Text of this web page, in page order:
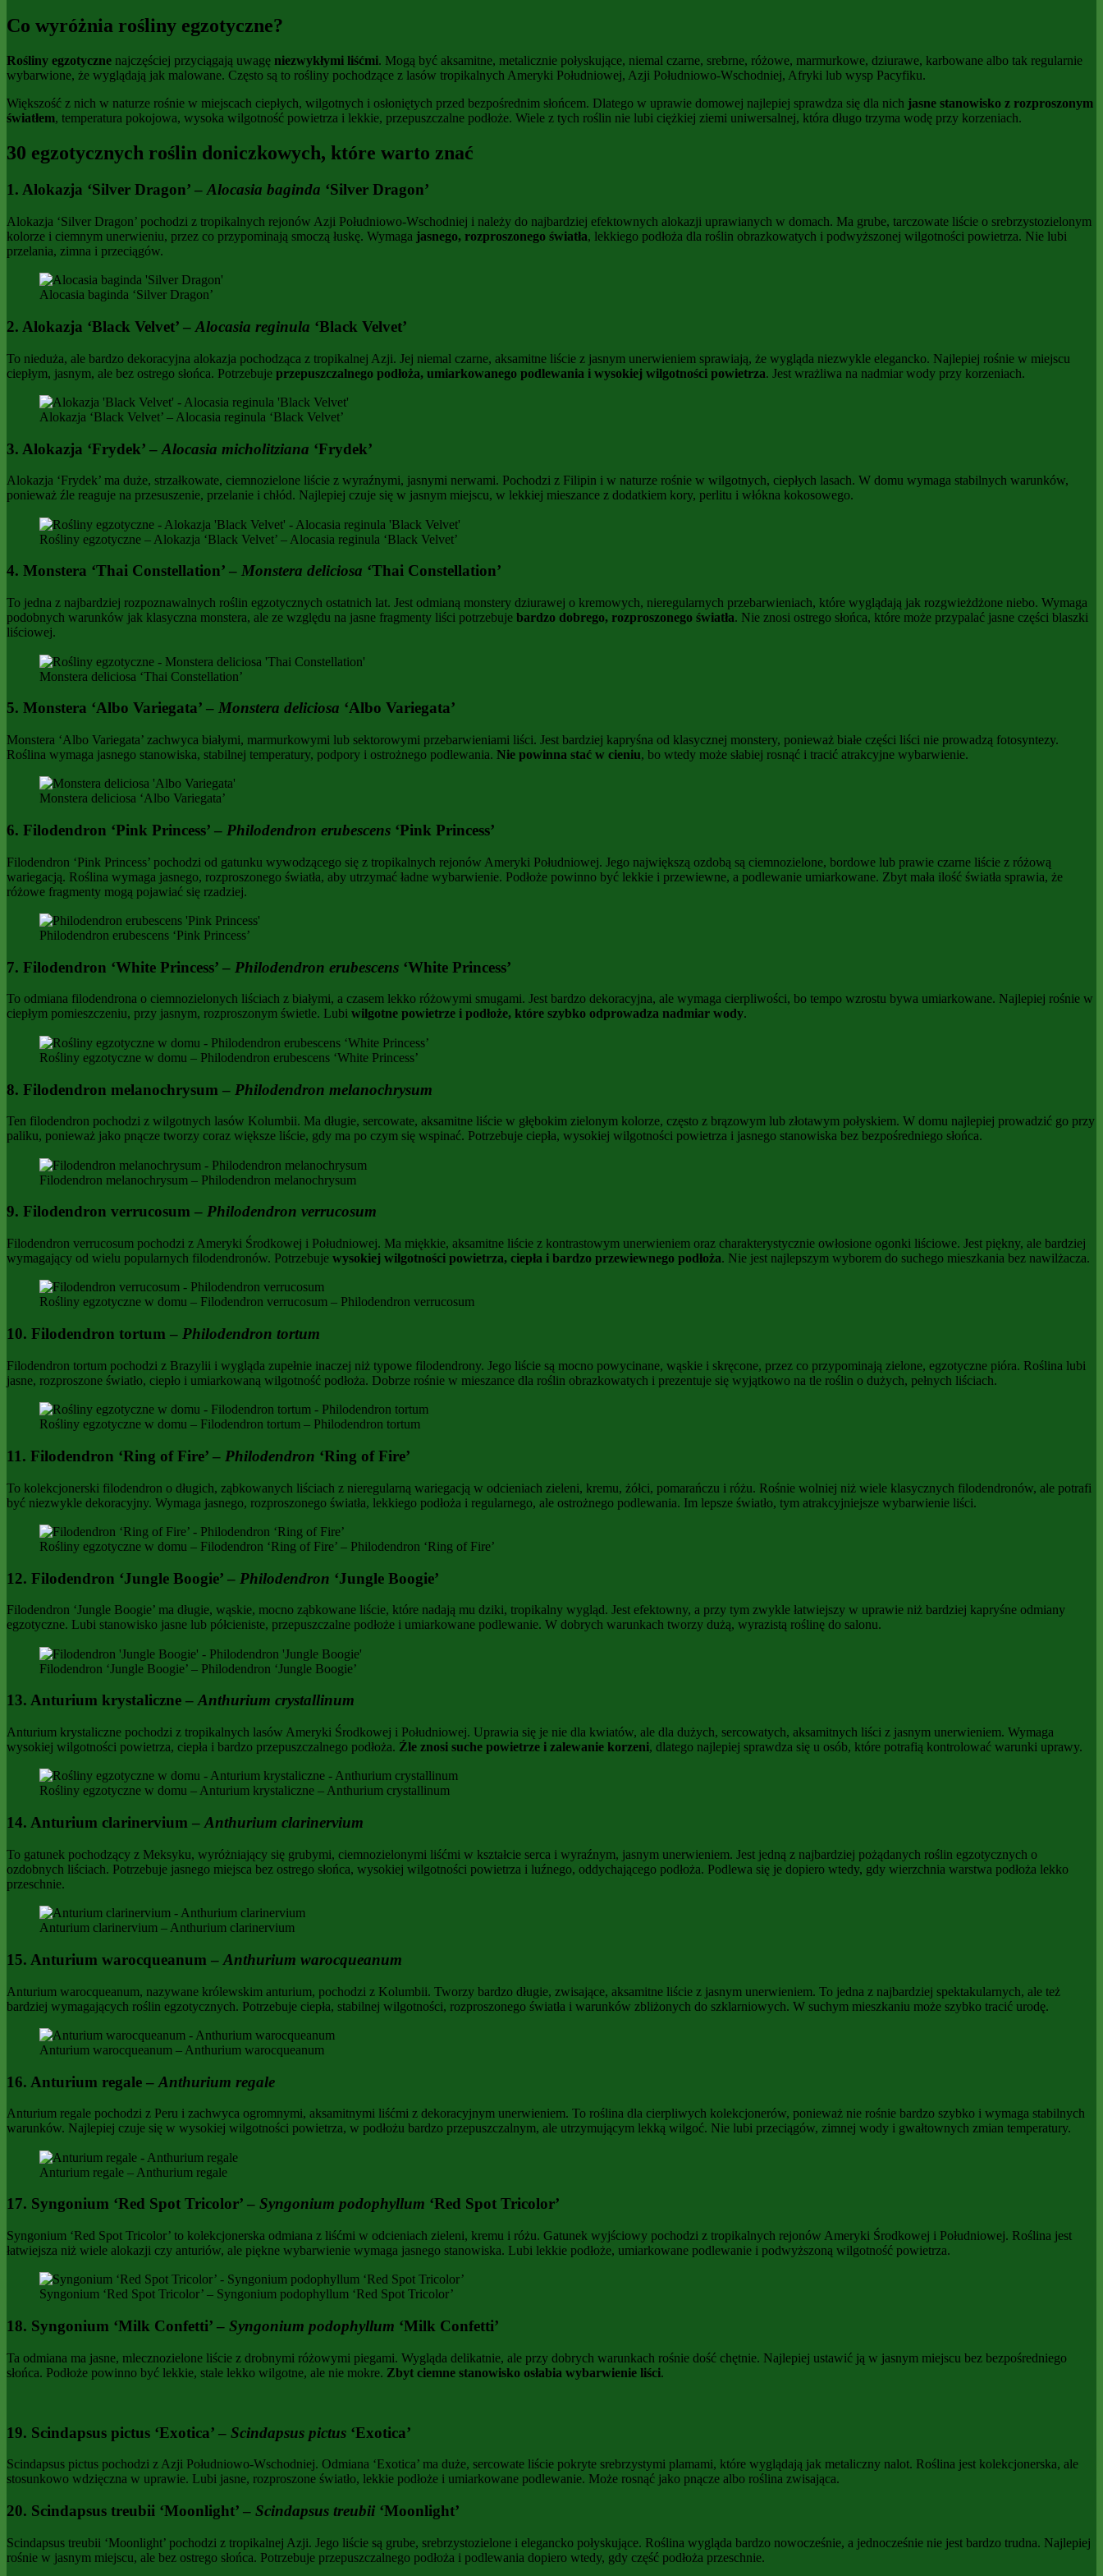
Co wyróżnia rośliny egzotyczne?
Rośliny egzotyczne najczęściej przyciągają uwagę niezwykłymi liśćmi. Mogą być aksamitne, metalicznie połyskujące, niemal czarne, srebrne, różowe, marmurkowe, dziurawe, karbowane albo tak regularnie
wybarwione, że wyglądają jak malowane. Często są to rośliny pochodzące z lasów tropikalnych Ameryki Południowej, Azji Południowo-Wschodniej, Afryki lub wysp Pacyfiku.
Większość z nich w naturze rośnie w miejscach ciepłych, wilgotnych i osłoniętych przed bezpośrednim słońcem. Dlatego w uprawie domowej najlepiej sprawdza się dla nich jasne stanowisko z rozproszonym
światłem, temperatura pokojowa, wysoka wilgotność powietrza i lekkie, przepuszczalne podłoże. Wiele z tych roślin nie lubi ciężkiej ziemi uniwersalnej, która długo trzyma wodę przy korzeniach.
30 egzotycznych roślin doniczkowych, które warto znać
1. Alokazja ‘Silver Dragon’ – Alocasia baginda ‘Silver Dragon’
Alokazja ‘Silver Dragon’ pochodzi z tropikalnych rejonów Azji Południowo-Wschodniej i należy do najbardziej efektownych alokazji uprawianych w domach. Ma grube, tarczowate liście o srebrzystozielonym
kolorze i ciemnym unerwieniu, przez co przypominają smoczą łuskę. Wymaga jasnego, rozproszonego światła, lekkiego podłoża dla roślin obrazkowatych i podwyższonej wilgotności powietrza. Nie lubi
przelania, zimna i przeciągów.
Alocasia baginda ‘Silver Dragon’
2. Alokazja ‘Black Velvet’ – Alocasia reginula ‘Black Velvet’
To nieduża, ale bardzo dekoracyjna alokazja pochodząca z tropikalnej Azji. Jej niemal czarne, aksamitne liście z jasnym unerwieniem sprawiają, że wygląda niezwykle elegancko. Najlepiej rośnie w miejscu
ciepłym, jasnym, ale bez ostrego słońca. Potrzebuje przepuszczalnego podłoża, umiarkowanego podlewania i wysokiej wilgotności powietrza. Jest wrażliwa na nadmiar wody przy korzeniach.
Alokazja ‘Black Velvet’ – Alocasia reginula ‘Black Velvet’
3. Alokazja ‘Frydek’ – Alocasia micholitziana ‘Frydek’
Alokazja ‘Frydek’ ma duże, strzałkowate, ciemnozielone liście z wyraźnymi, jasnymi nerwami. Pochodzi z Filipin i w naturze rośnie w wilgotnych, ciepłych lasach. W domu wymaga stabilnych warunków,
ponieważ źle reaguje na przesuszenie, przelanie i chłód. Najlepiej czuje się w jasnym miejscu, w lekkiej mieszance z dodatkiem kory, perlitu i włókna kokosowego.
Rośliny egzotyczne – Alokazja ‘Black Velvet’ – Alocasia reginula ‘Black Velvet’
4. Monstera ‘Thai Constellation’ – Monstera deliciosa ‘Thai Constellation’
To jedna z najbardziej rozpoznawalnych roślin egzotycznych ostatnich lat. Jest odmianą monstery dziurawej o kremowych, nieregularnych przebarwieniach, które wyglądają jak rozgwieżdżone niebo. Wymaga
podobnych warunków jak klasyczna monstera, ale ze względu na jasne fragmenty liści potrzebuje bardzo dobrego, rozproszonego światła. Nie znosi ostrego słońca, które może przypalać jasne części blaszki
liściowej.
Monstera deliciosa ‘Thai Constellation’
5. Monstera ‘Albo Variegata’ – Monstera deliciosa ‘Albo Variegata’
Monstera ‘Albo Variegata’ zachwyca białymi, marmurkowymi lub sektorowymi przebarwieniami liści. Jest bardziej kapryśna od klasycznej monstery, ponieważ białe części liści nie prowadzą fotosyntezy.
Roślina wymaga jasnego stanowiska, stabilnej temperatury, podpory i ostrożnego podlewania. Nie powinna stać w cieniu, bo wtedy może słabiej rosnąć i tracić atrakcyjne wybarwienie.
Monstera deliciosa ‘Albo Variegata’
6. Filodendron ‘Pink Princess’ – Philodendron erubescens ‘Pink Princess’
Filodendron ‘Pink Princess’ pochodzi od gatunku wywodzącego się z tropikalnych rejonów Ameryki Południowej. Jego największą ozdobą są ciemnozielone, bordowe lub prawie czarne liście z różową
wariegacją. Roślina wymaga jasnego, rozproszonego światła, aby utrzymać ładne wybarwienie. Podłoże powinno być lekkie i przewiewne, a podlewanie umiarkowane. Zbyt mała ilość światła sprawia, że
różowe fragmenty mogą pojawiać się rzadziej.
Philodendron erubescens ‘Pink Princess’
7. Filodendron ‘White Princess’ – Philodendron erubescens ‘White Princess’
To odmiana filodendrona o ciemnozielonych liściach z białymi, a czasem lekko różowymi smugami. Jest bardzo dekoracyjna, ale wymaga cierpliwości, bo tempo wzrostu bywa umiarkowane. Najlepiej rośnie w
ciepłym pomieszczeniu, przy jasnym, rozproszonym świetle. Lubi wilgotne powietrze i podłoże, które szybko odprowadza nadmiar wody.
Rośliny egzotyczne w domu – Philodendron erubescens ‘White Princess’
8. Filodendron melanochrysum – Philodendron melanochrysum
Ten filodendron pochodzi z wilgotnych lasów Kolumbii. Ma długie, sercowate, aksamitne liście w głębokim zielonym kolorze, często z brązowym lub złotawym połyskiem. W domu najlepiej prowadzić go przy
paliku, ponieważ jako pnącze tworzy coraz większe liście, gdy ma po czym się wspinać. Potrzebuje ciepła, wysokiej wilgotności powietrza i jasnego stanowiska bez bezpośredniego słońca.
Filodendron melanochrysum – Philodendron melanochrysum
9. Filodendron verrucosum – Philodendron verrucosum
Filodendron verrucosum pochodzi z Ameryki Środkowej i Południowej. Ma miękkie, aksamitne liście z kontrastowym unerwieniem oraz charakterystycznie owłosione ogonki liściowe. Jest piękny, ale bardziej
wymagający od wielu popularnych filodendronów. Potrzebuje wysokiej wilgotności powietrza, ciepła i bardzo przewiewnego podłoża. Nie jest najlepszym wyborem do suchego mieszkania bez nawilżacza.
Rośliny egzotyczne w domu – Filodendron verrucosum – Philodendron verrucosum
10. Filodendron tortum – Philodendron tortum
Filodendron tortum pochodzi z Brazylii i wygląda zupełnie inaczej niż typowe filodendrony. Jego liście są mocno powycinane, wąskie i skręcone, przez co przypominają zielone, egzotyczne pióra. Roślina lubi
jasne, rozproszone światło, ciepło i umiarkowaną wilgotność podłoża. Dobrze rośnie w mieszance dla roślin obrazkowatych i prezentuje się wyjątkowo na tle roślin o dużych, pełnych liściach.
Rośliny egzotyczne w domu – Filodendron tortum – Philodendron tortum
11. Filodendron ‘Ring of Fire’ – Philodendron ‘Ring of Fire’
To kolekcjonerski filodendron o długich, ząbkowanych liściach z nieregularną wariegacją w odcieniach zieleni, kremu, żółci, pomarańczu i różu. Rośnie wolniej niż wiele klasycznych filodendronów, ale potrafi
być niezwykle dekoracyjny. Wymaga jasnego, rozproszonego światła, lekkiego podłoża i regularnego, ale ostrożnego podlewania. Im lepsze światło, tym atrakcyjniejsze wybarwienie liści.
Rośliny egzotyczne w domu – Filodendron ‘Ring of Fire’ – Philodendron ‘Ring of Fire’
12. Filodendron ‘Jungle Boogie’ – Philodendron ‘Jungle Boogie’
Filodendron ‘Jungle Boogie’ ma długie, wąskie, mocno ząbkowane liście, które nadają mu dziki, tropikalny wygląd. Jest efektowny, a przy tym zwykle łatwiejszy w uprawie niż bardziej kapryśne odmiany
egzotyczne. Lubi stanowisko jasne lub półcieniste, przepuszczalne podłoże i umiarkowane podlewanie. W dobrych warunkach tworzy dużą, wyrazistą roślinę do salonu.
Filodendron ‘Jungle Boogie’ – Philodendron ‘Jungle Boogie’
13. Anturium krystaliczne –Anthurium crystallinum
Anturium krystaliczne pochodzi z tropikalnych lasów Ameryki Środkowej i Południowej. Uprawia się je nie dla kwiatów, ale dla dużych, sercowatych, aksamitnych liści z jasnym unerwieniem. Wymaga
wysokiej wilgotności powietrza, ciepła i bardzo przepuszczalnego podłoża. Źle znosi suche powietrze i zalewanie korzeni, dlatego najlepiej sprawdza się u osób, które potrafią kontrolować warunki uprawy.
Rośliny egzotyczne w domu – Anturium krystaliczne – Anthurium crystallinum
14. Anturium clarinervium – Anthurium clarinervium
To gatunek pochodzący z Meksyku, wyróżniający się grubymi, ciemnozielonymi liśćmi w kształcie serca i wyraźnym, jasnym unerwieniem. Jest jedną z najbardziej pożądanych roślin egzotycznych o
ozdobnych liściach. Potrzebuje jasnego miejsca bez ostrego słońca, wysokiej wilgotności powietrza i luźnego, oddychającego podłoża. Podlewa się je dopiero wtedy, gdy wierzchnia warstwa podłoża lekko
przeschnie.
Anturium clarinervium – Anthurium clarinervium
15. Anturium warocqueanum – Anthurium warocqueanum
Anturium warocqueanum, nazywane królewskim anturium, pochodzi z Kolumbii. Tworzy bardzo długie, zwisające, aksamitne liście z jasnym unerwieniem. To jedna z najbardziej spektakularnych, ale też
bardziej wymagających roślin egzotycznych. Potrzebuje ciepła, stabilnej wilgotności, rozproszonego światła i warunków zbliżonych do szklarniowych. W suchym mieszkaniu może szybko tracić urodę.
Anturium warocqueanum – Anthurium warocqueanum
16. Anturium regale – Anthurium regale
Anturium regale pochodzi z Peru i zachwyca ogromnymi, aksamitnymi liśćmi z dekoracyjnym unerwieniem. To roślina dla cierpliwych kolekcjonerów, ponieważ nie rośnie bardzo szybko i wymaga stabilnych
warunków. Najlepiej czuje się w wysokiej wilgotności powietrza, w podłożu bardzo przepuszczalnym, ale utrzymującym lekką wilgoć. Nie lubi przeciągów, zimnej wody i gwałtownych zmian temperatury.
Anturium regale – Anthurium regale
17. Syngonium ‘Red Spot Tricolor’ – Syngonium podophyllum ‘Red Spot Tricolor’
Syngonium ‘Red Spot Tricolor’ to kolekcjonerska odmiana z liśćmi w odcieniach zieleni, kremu i różu. Gatunek wyjściowy pochodzi z tropikalnych rejonów Ameryki Środkowej i Południowej. Roślina jest
łatwiejsza niż wiele alokazji czy anturiów, ale piękne wybarwienie wymaga jasnego stanowiska. Lubi lekkie podłoże, umiarkowane podlewanie i podwyższoną wilgotność powietrza.
Syngonium ‘Red Spot Tricolor’ – Syngonium podophyllum ‘Red Spot Tricolor’
18. Syngonium ‘Milk Confetti’ – Syngonium podophyllum ‘Milk Confetti’
Ta odmiana ma jasne, mlecznozielone liście z drobnymi różowymi piegami. Wygląda delikatnie, ale przy dobrych warunkach rośnie dość chętnie. Najlepiej ustawić ją w jasnym miejscu bez bezpośredniego
słońca. Podłoże powinno być lekkie, stale lekko wilgotne, ale nie mokre. Zbyt ciemne stanowisko osłabia wybarwienie liści.
19. Scindapsus pictus ‘Exotica’ – Scindapsus pictus ‘Exotica’
Scindapsus pictus pochodzi z Azji Południowo-Wschodniej. Odmiana ‘Exotica’ ma duże, sercowate liście pokryte srebrzystymi plamami, które wyglądają jak metaliczny nalot. Roślina jest kolekcjonerska, ale
stosunkowo wdzięczna w uprawie. Lubi jasne, rozproszone światło, lekkie podłoże i umiarkowane podlewanie. Może rosnąć jako pnącze albo roślina zwisająca.
20. Scindapsus treubii ‘Moonlight’ – Scindapsus treubii ‘Moonlight’
Scindapsus treubii ‘Moonlight’ pochodzi z tropikalnej Azji. Jego liście są grube, srebrzystozielone i elegancko połyskujące. Roślina wygląda bardzo nowocześnie, a jednocześnie nie jest bardzo trudna. Najlepiej
rośnie w jasnym miejscu, ale bez ostrego słońca. Potrzebuje przepuszczalnego podłoża i podlewania dopiero wtedy, gdy część podłoża przeschnie.